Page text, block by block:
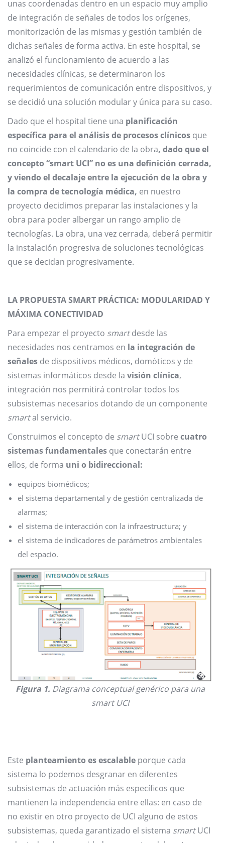
unas coordenadas dentro en un espacio muy amplio
de integración de señales de todos los orígenes,
monitorización de las mismas y gestión también de
dichas señales de forma activa. En este hospital, se
analizó el funcionamiento de acuerdo a las
necesidades clínicas, se determinaron los
requerimientos de comunicación entre dispositivos, y
se decidió una solución modular y única para su caso.
Dado que el hospital tiene una planificación
específica para el análisis de procesos clínicos que
no coincide con el calendario de la obra, dado que el
concepto “smart UCI” no es una definición cerrada,
y viendo el decalaje entre la ejecución de la obra y
la compra de tecnología médica, en nuestro
proyecto decidimos preparar las instalaciones y la
obra para poder albergar un rango amplio de
tecnologías. La obra, una vez cerrada, deberá permitir
la instalación progresiva de soluciones tecnológicas
que se decidan progresivamente.
LA PROPUESTA SMART PRÁCTICA: MODULARIDAD Y
MÁXIMA CONECTIVIDAD
Para empezar el proyecto smartdesde las
necesidades nos centramos en la integración de
señales de dispositivos médicos, domóticos y de
sistemas informáticos desde la visión clínica,
integración nos permitirá controlar todos los
subsistemas necesarios dotando de un componente
smartal servicio.
Construimos el concepto de smartUCI sobre cuatro
sistemas fundamentales que conectarán entre
ellos, de forma uni o bidireccional:
equipos biomédicos;
el sistema departamental y de gestión centralizada de
alarmas;
el sistema de interacción con la infraestructura; y
el sistema de indicadores de parámetros ambientales
del espacio.
Figura 1. Diagrama conceptual genérico para una
smart UCI
Este planteamiento es escalable porque cada
sistema lo podemos desgranar en diferentes
subsistemas de actuación más específicos que
mantienen la independencia entre ellas: en caso de
no existir en otro proyecto de UCI alguno de estos
subsistemas, queda garantizado el sistema smartUCI